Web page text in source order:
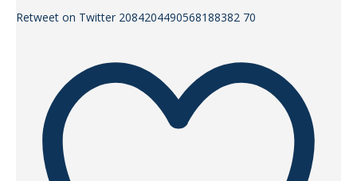
Retweet on Twitter 2084204490568188382 70